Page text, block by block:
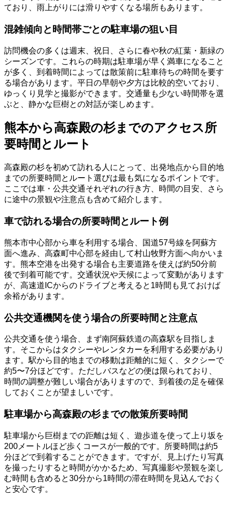
ており、雨上がりには滑りやすくなる場所もあります。
混雑傾向と時間帯ごとの駐車場の狙い目
訪問機会の多くは週末、祝日、さらに春や秋の紅葉・新緑の
シーズンです。これらの時期は駐車場が早く満車になること
が多く、到着時間によっては散策前に駐車待ちの時間を要す
る場合があります。平日の早朝や夕方は比較的空いており、
ゆっくり見学と撮影ができます。交通量も少ない時間帯を選
ぶと、静かな巨樹との対話が楽しめます。
熊本から高森殿の杉までのアクセス所
要時間とルート
高森殿の杉を初めて訪れる人にとって、出発地点から目的地
までの所要時間とルート選びは最も気になるポイントです。
ここでは車・公共交通それぞれの行き方、時間の目安、さら
に途中の景観や注意点も含めて紹介します。
車で訪れる場合の所要時間とルート例
熊本市中心部から車を利用する場合、国道57号線を阿蘇方
面へ進み、高森町中心部を経由して村山牧野方面へ向かいま
す。熊本空港を出発する場合も主要道路を使えば約50分前
後で到着可能です。交通状況や天候によって変動があります
が、高速道ICからのドライブと考えると1時間も見ておけば
余裕があります。
公共交通機関を使う場合の所要時間と注意点
公共交通を使う場合、まず南阿蘇鉄道の高森駅を目指しま
す。そこからはタクシーやレンタカーを利用する必要があり
ます。駅から目的地までの移動は距離的に短く、タクシーで
約5〜7分ほどです。ただしバスなどの便は限られており、
時間の調整が難しい場合がありますので、到着後の足を確保
しておくことが望ましいです。
駐車場から高森殿の杉までの散策所要時間
駐車場から巨樹までの距離は短く、遊歩道を使って上り坂を
200メートルほど歩くコースが一般的です。所要時間は約5
分ほどで到着することができます。ですが、見上げたり写真
を撮ったりすると時間がかかるため、写真撮影や景観を楽し
む時間も含めると30分から1時間の滞在時間を見込んでおく
と安心です。